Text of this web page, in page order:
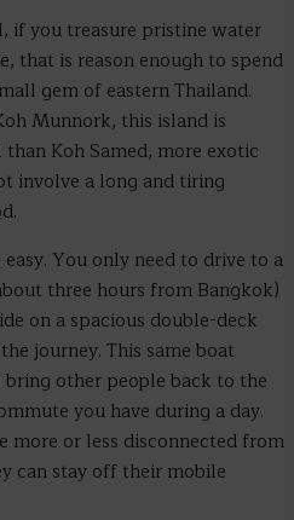
if you treasure pristine water
that is reason enough to spend
gem of eastern Thailand.
Munnork, this island is
Koh Samed, more exotic
involve a long and tiring
You only need to drive to a
three hours from Bangkok)
on a spacious double-deck
journey. This same boat
other people back to the
you have during a day.
more or less disconnected from
can stay off their mobile